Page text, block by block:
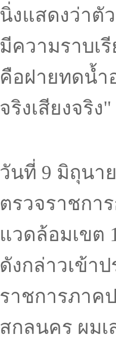
นิ่งแสดงว่าตั
มีความราบเ
คือฝายทดน้ำ
จริงเสียงจริง"
วันที่ 9 มิถุนา
ตรวจราชกา
แวดล้อมเขต
ดังกล่าวเข้า
ราชการภาค
สกลนคร ผม